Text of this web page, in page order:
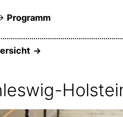
Programm